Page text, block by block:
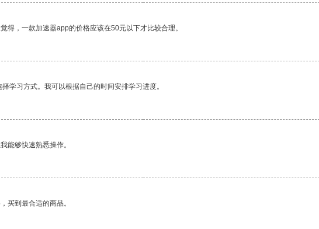
得，一款加速器app的价格应该在50元以下才比较合理。
学习方式。我可以根据自己的时间安排学习进度。
能够快速熟悉操作。
买到最合适的商品。